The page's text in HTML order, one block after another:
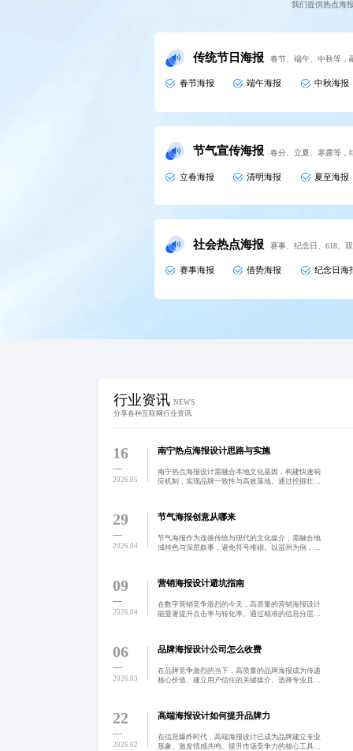
我们提供热点海
传统节日海报 春节、端午、中秋等，
春节海报 端午海报 中秋海报
节气宣传海报 春分、立夏、寒露等，
立春海报 清明海报 夏至海报
社会热点海报 赛事、纪念日、618、
赛事海报 借势海报 纪念日海
行业资讯 NEWS
分享各种互联网行业资讯
16
2026.05
南宁热点海报设计思路与实施
南宁热点海报设计需融合本地文化基因，构建快速响
应机制，实现品牌一致性与高效落地。通过挖掘壮族
29
2026.04
节气海报创意从哪来
节气海报作为连接传统与现代的文化媒介，需融合地
域特色与深层叙事，避免符号堆砌。以温州为例，通
09
2026.04
营销海报设计避坑指南
在数字营销竞争激烈的今天，高质量的营销海报设计
能显著提升点击率与转化率。通过精准的信息分层、
06
2026.03
品牌海报设计公司怎么收费
在品牌竞争激烈的当下，高质量的品牌海报成为传递
核心价值、建立用户信任的关键媒介。选择专业且高
22
2026.02
高端海报设计如何提升品牌力
在信息爆炸时代，高端海报设计已成为品牌建立专业
形象、激发情感共鸣、提升市场竞争力的核心工具。